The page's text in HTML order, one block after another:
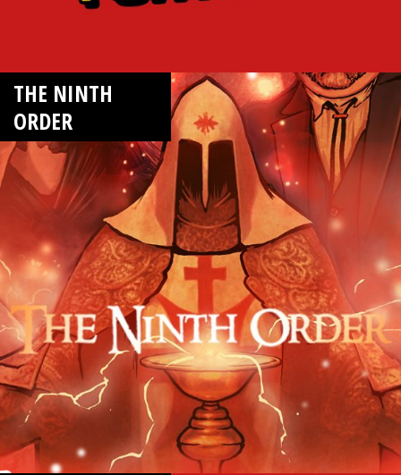
THE NINTH
ORDER